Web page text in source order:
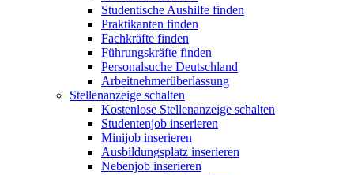
Studentische Aushilfe finden
Praktikanten finden
Fachkräfte finden
Führungskräfte finden
Personalsuche Deutschland
Arbeitnehmerüberlassung
Stellenanzeige schalten
Kostenlose Stellenanzeige schalten
Studentenjob inserieren
Minijob inserieren
Ausbildungsplatz inserieren
Nebenjob inserieren